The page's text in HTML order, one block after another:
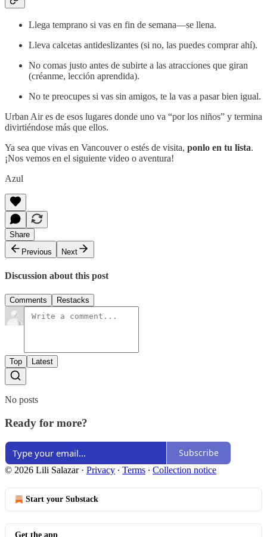
Llega temprano si vas en fin de semana—se llena.
Lleva calcetas antideslizantes (si no, las puedes comprar ahí).
No comas justo antes de subirte a las atracciones que giran
(créanme, lección aprendida).
No te preocupes si vas sin amigos, te la vas a pasar bien igual.
Urban Air es de esos lugares donde uno va “por los niños” y termina
divirtiéndose más que ellos.
Ya sea que vivas en Vancouver o estés de visita, ponlo en tu lista.
¡Nos vemos en el siguiente video o aventura!
Azul
Share
Previous
Next
Discussion about this post
Comments Restacks
Top Latest
No posts
Ready for more?
Subscribe
© 2026 Lili Salazar· Privacy ∙ Terms ∙ Collection notice
Start your Substack
Get the app